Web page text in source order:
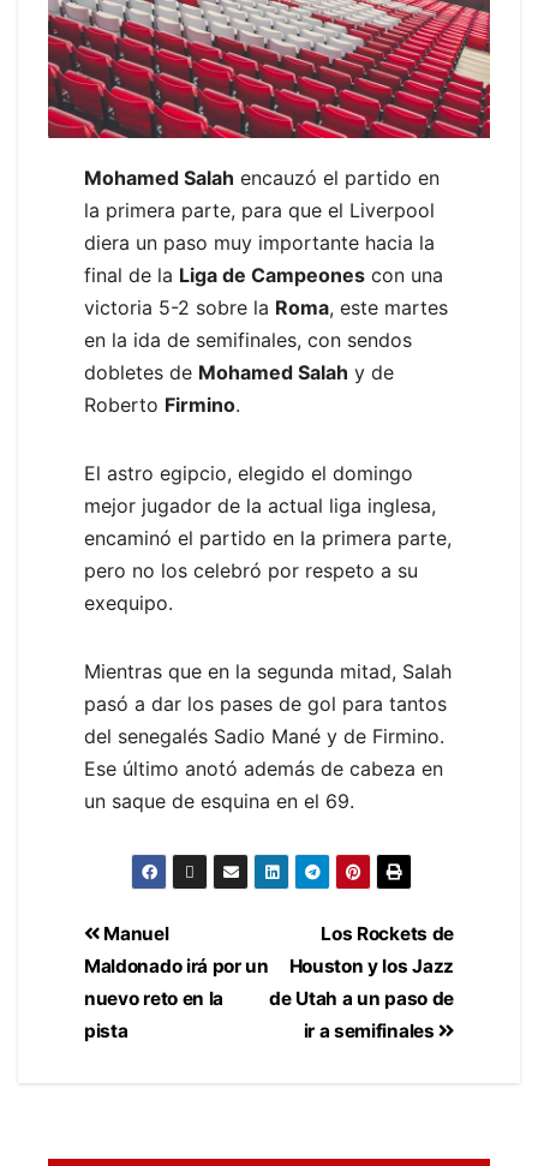
Mohamed Salah encauzó el partido en
la primera parte, para que el Liverpool
diera un paso muy importante hacia la
final de la Liga de Campeones con una
victoria 5-2 sobre la Roma, este martes
en la ida de semifinales, con sendos
dobletes de Mohamed Salah y de
Roberto Firmino.
El astro egipcio, elegido el domingo
mejor jugador de la actual liga inglesa,
encaminó el partido en la primera parte,
pero no los celebró por respeto a su
exequipo.
Mientras que en la segunda mitad, Salah
pasó a dar los pases de gol para tantos
del senegalés Sadio Mané y de Firmino.
Ese último anotó además de cabeza en
un saque de esquina en el 69.
Los Rockets de
Houston y los Jazz
de Utah a un paso de
ir a semifinales
Manuel
Maldonado irá por un
nuevo reto en la
pista